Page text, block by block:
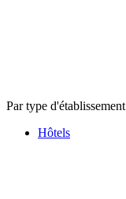
Par type d'établissement
Hôtels